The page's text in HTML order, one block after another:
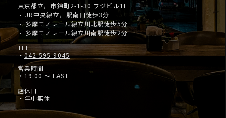
東京都立川市錦町2-1-30 フジビル1F
・ JR中央線立川駅南口徒歩3分
・多摩モノレール線立川北駅徒歩5分
・ 多摩モノレール線立川南駅徒歩2分
TEL
・042-595-9045
営業時間
・19:00 ～ LAST
店休日
・年中無休